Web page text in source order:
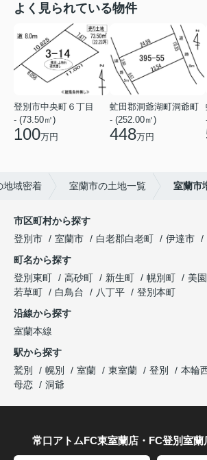
よく見られている物件
登別市中央町６丁目
- (73.50㎡)
100万円
虻田郡洞爺湖町洞爺町
- (252.00㎡)
448万円
地域密着 室蘭市の土地一覧 室蘭市
市区町村から探す
登別市
室蘭市 白老郡白老町 伊達市
町名から探す
登別東町
高砂町 新生町 幌別町 美
若草町
白鳥台 八丁平
登別本町
沿線から探す
室蘭本線
駅から探す
鷲別
幌別 室蘭 東室蘭 登別 本輪
母恋
洞爺
常口アトムFC東室蘭店・FC登別室